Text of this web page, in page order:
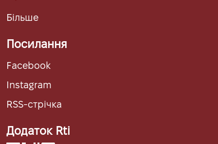
Більше
Посилання
Facebook
Instagram
RSS-стрічка
Додаток Rti